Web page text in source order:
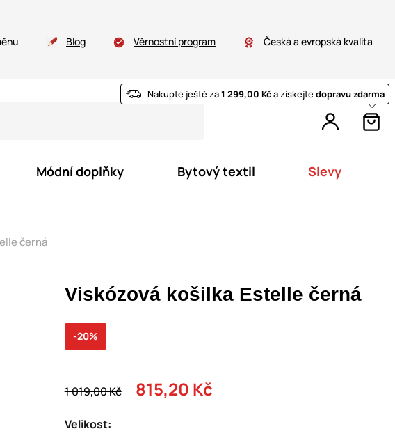
Blog Věrnostní program
Česká a evropská kvalita
Nakupte ještě za1 299,00 Kča získejtedopravu zdarma
Módní doplňky Bytový textil Slevy
černá
Viskózová košilka Estelle černá
1 019,00 Kč 815,20 Kč
-20%
Velikost: